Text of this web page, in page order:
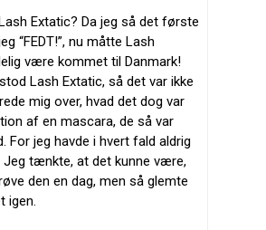
Extatic? Da jeg så det første
“FEDT!”, nu måtte Lash
være kommet til Danmark!
Lash Extatic, så det var ikke
mig over, hvad det dog var
af en mascara, de så var
For jeg havde i hvert fald aldrig
Jeg tænkte, at det kunne være,
den en dag, men så glemte
igen.